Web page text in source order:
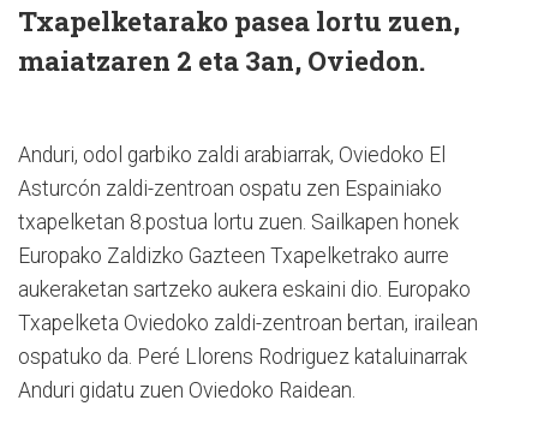
Txapelketarako pasea lortu zuen,
maiatzaren 2 eta 3an, Oviedon.
Anduri, odol garbiko zaldi arabiarrak, Oviedoko El
Asturcón zaldi-zentroan ospatu zen Espainiako
txapelketan 8.postua lortu zuen. Sailkapen honek
Europako Zaldizko Gazteen Txapelketrako aurre
aukeraketan sartzeko aukera eskaini dio. Europako
Txapelketa Oviedoko zaldi-zentroan bertan, irailean
ospatuko da. Peré Llorens Rodriguez kataluinarrak
Anduri gidatu zuen Oviedoko Raidean.